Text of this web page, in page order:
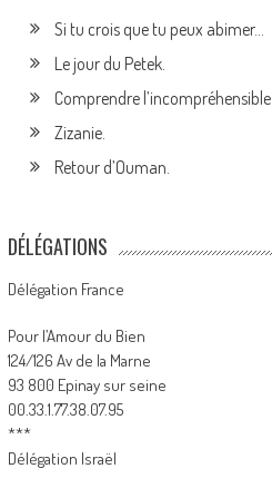
Si tu crois que tu peux abimer…
Le jour du Petek.
Comprendre l’incompréhensible.
Zizanie.
Retour d’Ouman.
DÉLÉGATIONS
Délégation France
Pour l’Amour du Bien
124/126 Av de la Marne
93 800 Epinay sur seine
00.33.1.77.38.07.95
***
Délégation Israël